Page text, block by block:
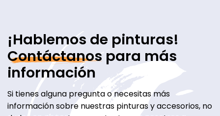
¡Hablemos de pinturas!
Contáctanospara más
información
Si tienes alguna pregunta o necesitas más
información sobre nuestras pinturas y accesorios, no